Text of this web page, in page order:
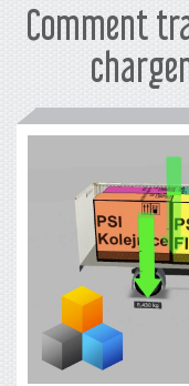
Comment